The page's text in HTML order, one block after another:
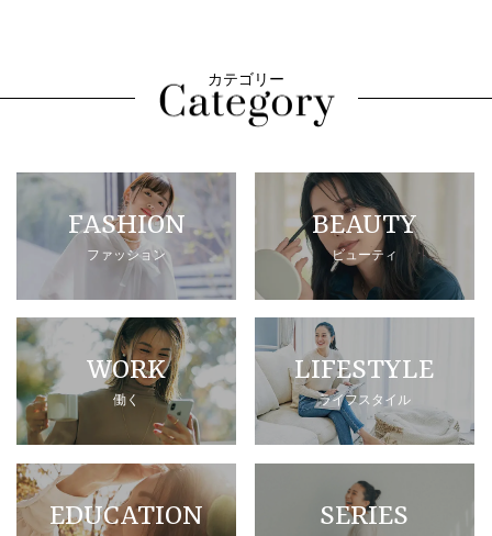
カテゴリー
FASHION
ファッション
BEAUTY
ビューティ
WORK
働く
LIFESTYLE
ライフスタイル
EDUCATION SERIES